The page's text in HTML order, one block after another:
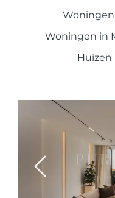
Woningen in
Huizen
Previous